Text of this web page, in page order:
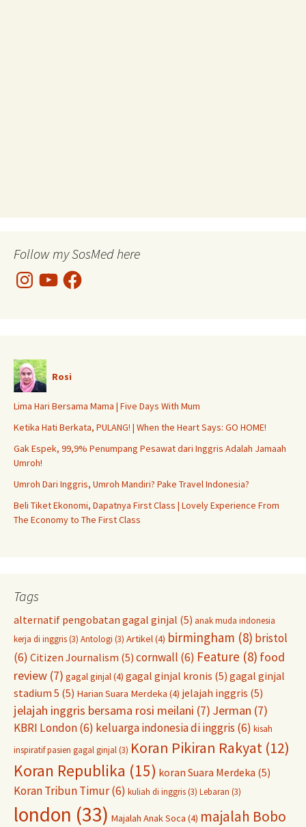
Follow my SosMed here
InstagramYouTubeFacebook
Rosi
Lima Hari Bersama Mama | Five Days With Mum
Ketika Hati Berkata, PULANG! | When the Heart Says: GO HOME!
Gak Espek, 99,9% Penumpang Pesawat dari Inggris Adalah Jamaah
Umroh!
Umroh Dari Inggris, Umroh Mandiri? Pake Travel Indonesia?
Beli Tiket Ekonomi, Dapatnya First Class | Lovely Experience From
The Economy to The First Class
Tags
alternatif pengobatan gagal ginjal (5) anak muda indonesia
kerja di inggris(3) Antologi (3) Artikel(4) birmingham (8) bristol
(6) Citizen Journalism (5) cornwall (6) Feature (8) food
review (7) gagal ginjal(4) gagal ginjal kronis (5) gagal ginjal
stadium 5 (5) Harian Suara Merdeka (4) jelajah inggris (5)
jelajah inggris bersama rosi meilani (7) Jerman (7)
KBRI London(6) keluarga indonesia di inggris(6) kisah
inspiratif pasien gagal ginjal (3) Koran Pikiran Rakyat (12)
Koran Republika (15) koran Suara Merdeka (5)
Koran Tribun Timur(6) kuliah di inggris(3) Lebaran (3)
london (33) Majalah Anak Soca (4) majalah Bobo